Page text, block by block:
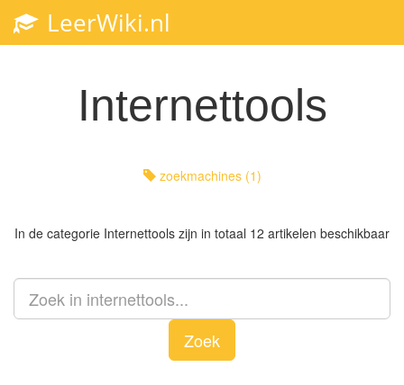
LeerWiki.nl
Internettools
zoekmachines (1)
In de categorie Internettools zijn in totaal 12 artikelen beschikbaar
Zoek